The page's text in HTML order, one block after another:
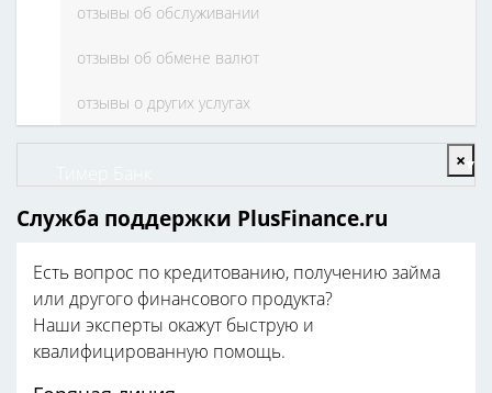
отзывы об обслуживании
отзывы об обмене валют
отзывы о других услугах
×
Служба поддержки PlusFinance.ru
Есть вопрос по кредитованию, получению займа
или другого финансового продукта?
Наши эксперты окажут быструю и
квалифицированную помощь.